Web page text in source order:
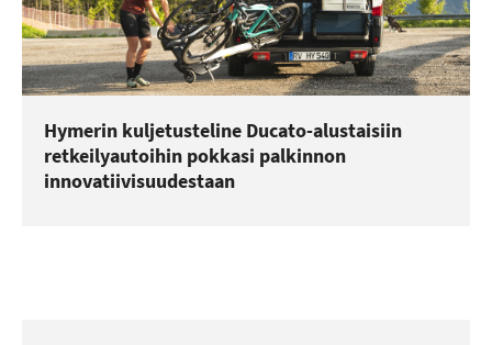
Hymerin kuljetusteline Ducato-alustaisiin
retkeilyautoihin pokkasi palkinnon
innovatiivisuudestaan